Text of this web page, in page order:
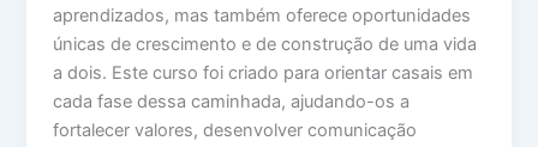
aprendizados, mas também oferece oportunidades
únicas de crescimento e de construção de uma vida
a dois. Este curso foi criado para orientar casais em
cada fase dessa caminhada, ajudando-os a
fortalecer valores, desenvolver comunicação